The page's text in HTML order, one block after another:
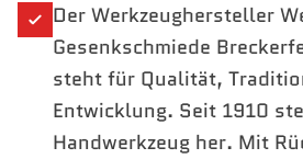
Der Werkzeughersteller
Gesenkschmiede
steht für Qualität,
Entwicklung. Seit 1910
Handwerkzeug her. Mit